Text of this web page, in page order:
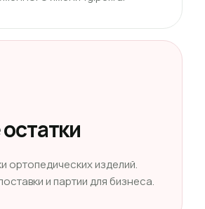
ортопедических изделий.
и партии для бизнеса.